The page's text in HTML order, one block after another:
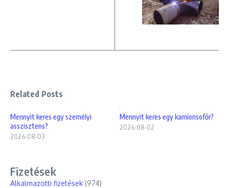
Related Posts
Mennyit keres egy személyi
asszisztens?
2026-08-03
Mennyit keres egy kamionsofőr?
2026-08-02
Fizetések
Alkalmazotti fizetések (974)